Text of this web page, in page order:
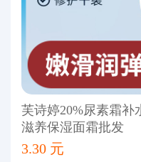
芙诗婷20%尿素霜补
滋养保湿面霜批发
3.30 元